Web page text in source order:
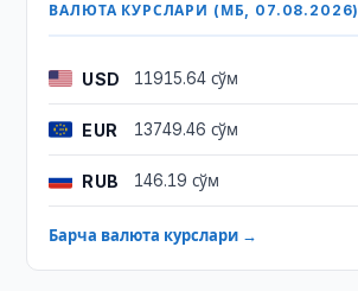
ВАЛЮТА КУРСЛАРИ (МБ, 07.08.2026)
USD 11915.64 сўм
EUR 13749.46 сўм
RUB 146.19 сўм
Барча валюта курслари →